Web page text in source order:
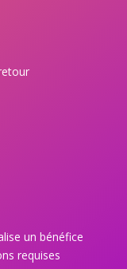
un bénéfice
requises